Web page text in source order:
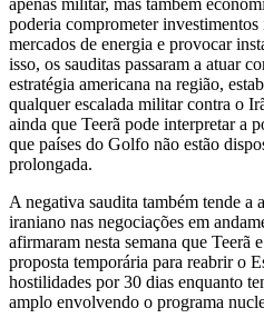
apenas militar, mas também
poderia comprometer
mercados de energia e provocar
isso, os sauditas passaram a atuar
estratégia americana na região,
qualquer escalada militar contra o
ainda que Teerã pode interpretar a
que países do Golfo não estão
prolongada.
A negativa saudita também tende a
iraniano nas negociações em
afirmaram nesta semana que Teerã
proposta temporária para reabrir o
hostilidades por 30 dias enquanto
amplo envolvendo o programa